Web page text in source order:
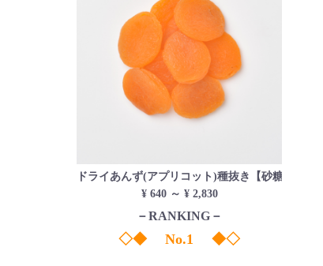
ドライあんず(アプリコット)種抜き【砂糖不使用】
¥ 640 ～ ¥ 2,830
－RANKING－
◇◆ No.1 ◆◇